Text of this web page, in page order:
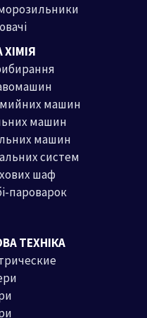
машин
машин
машин
систем
шаф
пароварок
ТЕХНІКА